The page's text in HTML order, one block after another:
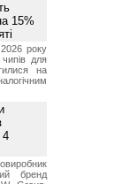
15%
року
чипів для
на
4
бренд